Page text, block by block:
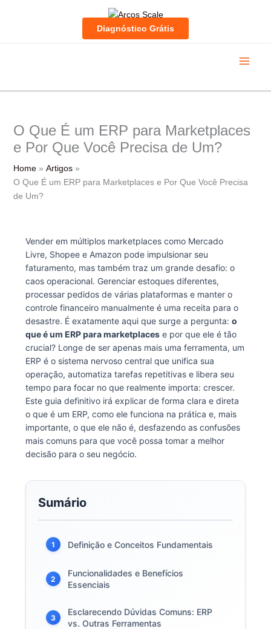
Diagnóstico Grátis
O Que É um ERP para Marketplaces
e Por Que Você Precisa de Um?
Home
Artigos
O Que É um ERP para Marketplaces e Por Que Você Precisa
de Um?
Vender em múltiplos marketplaces como Mercado
Livre, Shopee e Amazon pode impulsionar seu
faturamento, mas também traz um grande desafio: o
caos operacional. Gerenciar estoques diferentes,
processar pedidos de várias plataformas e manter o
controle financeiro manualmente é uma receita para o
desastre. É exatamente aqui que surge a pergunta: o
que é um ERP para marketplacese por que ele é tão
crucial? Longe de ser apenas mais uma ferramenta, um
ERP é o sistema nervoso central que unifica sua
operação, automatiza tarefas repetitivas e libera seu
tempo para focar no que realmente importa: crescer.
Este guia definitivo irá explicar de forma clara e direta
o que é um ERP, como ele funciona na prática e, mais
importante, o que ele não é, desfazendo as confusões
mais comuns para que você possa tomar a melhor
decisão para o seu negócio.
Sumário
1 Definição e Conceitos Fundamentais
2
Funcionalidades e Benefícios
Essenciais
3
Esclarecendo Dúvidas Comuns: ERP
vs. Outras Ferramentas